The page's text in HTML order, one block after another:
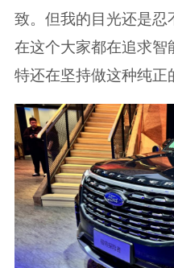
致。但我的目光还是忍
在这个大家都在追求智
特还在坚持做这种纯正